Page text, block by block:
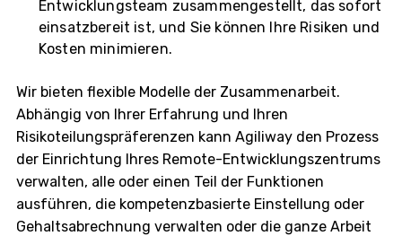
Entwicklungsteam zusammengestellt, das sofort
einsatzbereit ist, und Sie können Ihre Risiken und
Kosten minimieren.
Wir bieten flexible Modelle der Zusammenarbeit.
Abhängig von Ihrer Erfahrung und Ihren
Risikoteilungspräferenzen kann Agiliway den Prozess
der Einrichtung Ihres Remote-Entwicklungszentrums
verwalten, alle oder einen Teil der Funktionen
ausführen, die kompetenzbasierte Einstellung oder
Gehaltsabrechnung verwalten oder die ganze Arbeit